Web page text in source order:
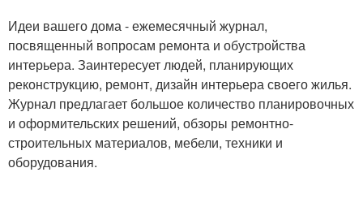
Идеи вашего дома - ежемесячный журнал,
посвященный вопросам ремонта и обустройства
интерьера. Заинтересует людей, планирующих
реконструкцию, ремонт, дизайн интерьера своего жилья.
Журнал предлагает большое количество планировочных
и оформительских решений, обзоры ремонтно-
строительных материалов, мебели, техники и
оборудования.